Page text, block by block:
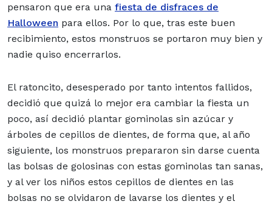
pensaron que era una fiesta de disfraces de
Halloween para ellos. Por lo que, tras este buen
recibimiento, estos monstruos se portaron muy bien y
nadie quiso encerrarlos.
El ratoncito, desesperado por tanto intentos fallidos,
decidió que quizá lo mejor era cambiar la fiesta un
poco, así decidió plantar gominolas sin azúcar y
árboles de cepillos de dientes, de forma que, al año
siguiente, los monstruos prepararon sin darse cuenta
las bolsas de golosinas con estas gominolas tan sanas,
y al ver los niños estos cepillos de dientes en las
bolsas no se olvidaron de lavarse los dientes y el